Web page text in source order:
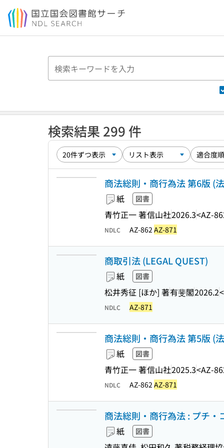
本文へ移動
検索結果 299 件
商法総則・商行為法 第6版 (
紙 図書
青竹正一 著信山社2026.3<AZ-
NDLC AZ-862 AZ-871
商取引法 (LEGAL QUEST)
紙 図書
松井秀征 [ほか] 著有斐閣2026.2<
NDLC AZ-871
商法総則・商行為法 第5版 (
紙 図書
青竹正一 著信山社2025.3<AZ-
NDLC AZ-862 AZ-871
商法総則・商行為法 : プチ・
紙 図書